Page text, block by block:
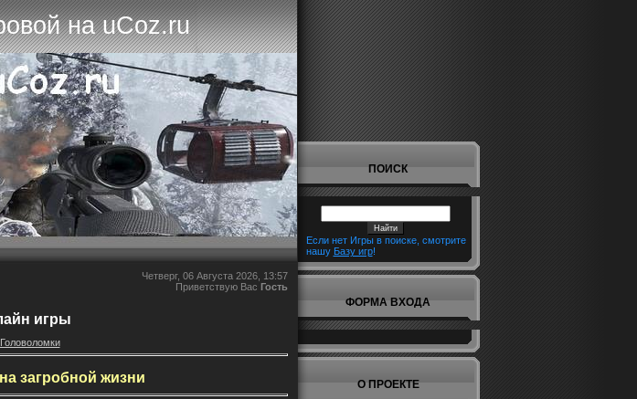
на uCoz.ru
Четверг, 06 Августа 2026, 13:57
Приветствую Вас Гость
игры
Головоломки
загробной жизни
ПОИСК
Если нет Игры в поиске, смотрите
нашу Базу игр!
ФОРМА ВХОДА
О ПРОЕКТЕ